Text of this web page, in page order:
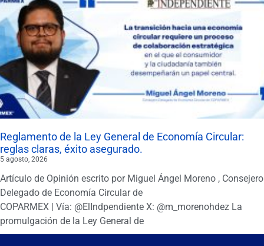
Reglamento de la Ley General de Economía Circular:
reglas claras, éxito asegurado.
5 agosto, 2026
Artículo de Opinión escrito por Miguel Ángel Moreno , Consejero
Delegado de Economía Circular de
COPARMEX | Vía: @ElIndpendiente X: @m_morenohdez La
promulgación de la Ley General de